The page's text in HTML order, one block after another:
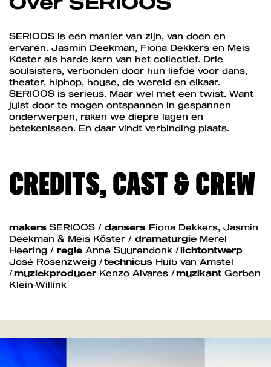
SERIOOS is een manier van zijn, van doen en
ervaren. Jasmin Deekman, Fiona Dekkers en Meis
Köster als harde kern van het collectief. Drie
soulsisters, verbonden door hun liefde voor dans,
theater, hiphop, house, de wereld en elkaar.
SERIOOS is serieus. Maar wel met een twist. Want
juist door te mogen ontspannen in gespannen
onderwerpen, raken we diepre lagen en
betekenissen. En daar vindt verbinding plaats.
CREDITS, CAST & CREW
makers SERIOOS / dansers Fiona Dekkers, Jasmin
Deekman & Meis Köster / dramaturgie Merel
Heering / regie Anne Suurendonk /lichtontwerp
José Rosenzweig /technicus Huib van Amstel
/muziekproducerKenzo Alvares /muzikant Gerben
Klein-Willink
Overslaan